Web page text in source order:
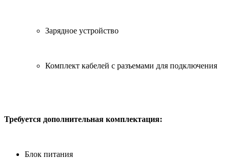
Зарядное устройство
Комплект кабелей с разъемами для подключения
Требуется дополнительная комплектация:
Блок питания